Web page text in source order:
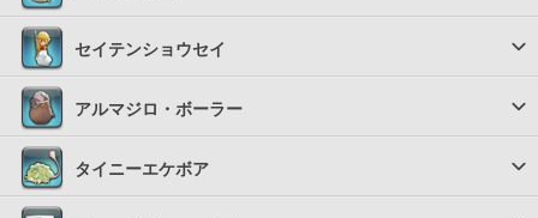
セイテンショウセイ
アルマジロ・ボーラー
タイニーエケボア